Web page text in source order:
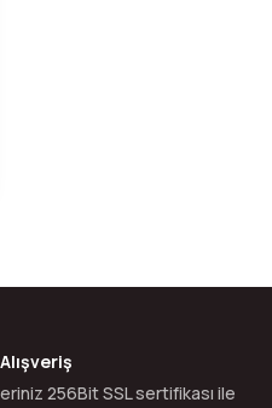
256Bit SSL sertifikası ile